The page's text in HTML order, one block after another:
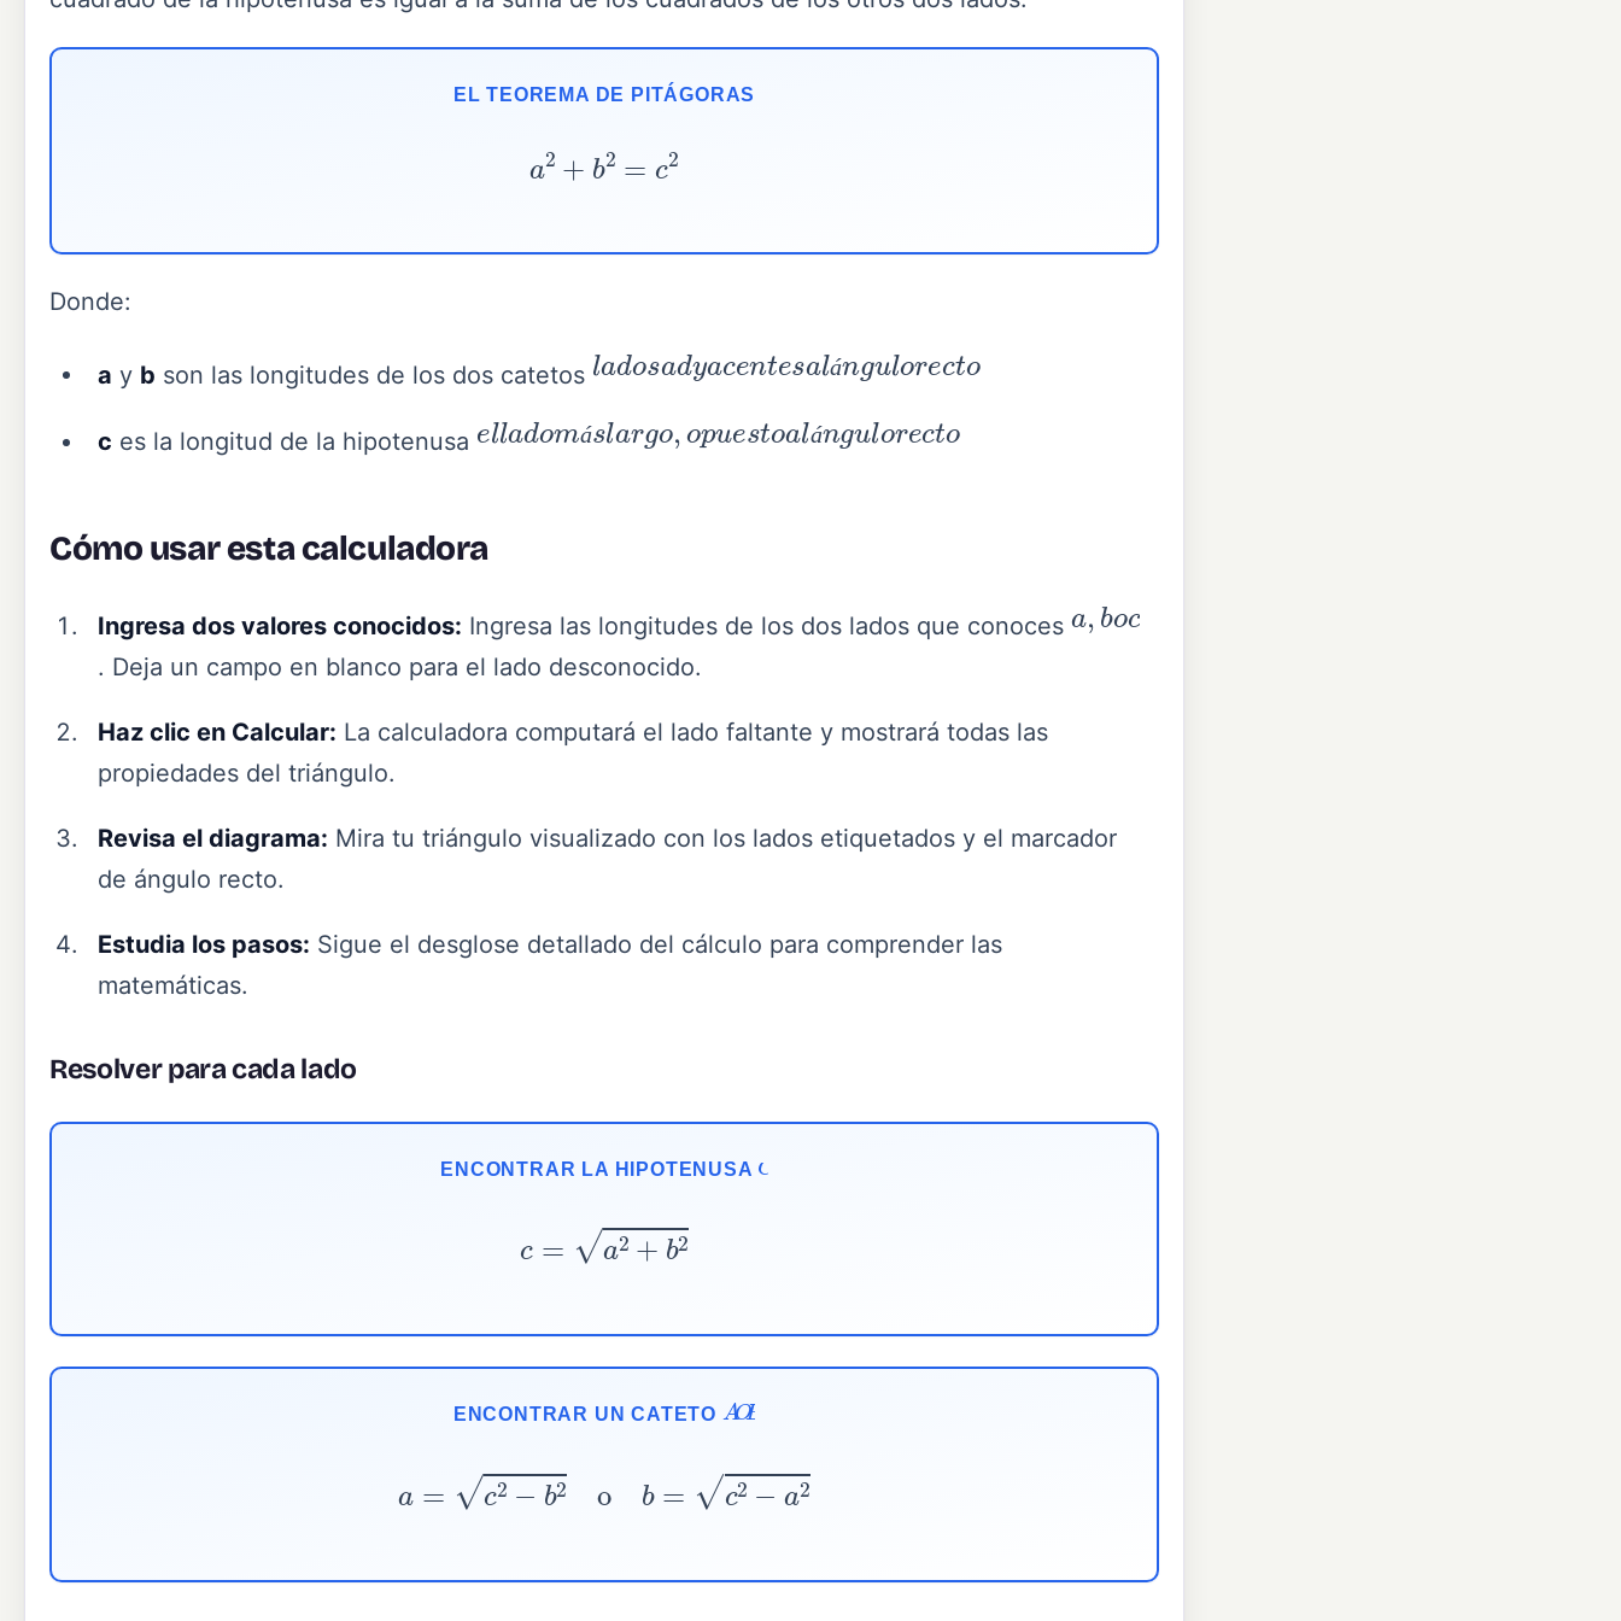
EL TEOREMA DE PITÁGORAS
a2 + b 2 2
Donde:
a y b son las longitudes de los dos catetos á
la do sady acentesalángulorec
c es la longitud de la hipotenusa á á
ella dom ásla rg ,op u es to al ángulore
Cómo usar esta calculadora
Ingresa dos valores conocidos: Ingresa las longitudes de los dos lados que conoces
a boc
. Deja un campo en blanco para el lado desconocido.
Haz clic en Calcular: La calculadora computará el lado faltante y mostrará todas las
propiedades del triángulo.
Revisa el diagrama: Mira tu triángulo visualizado con los lados etiquetados y el marcador
de ángulo recto.
Estudia los pasos: Sigue el desglose detallado del cálculo para comprender las
matemáticas.
Resolver para cada lado
ENCONTRAR LA HIPOTENUSA C
2+b2
ENCONTRAR UN CATETO AO
a=c2−b a2